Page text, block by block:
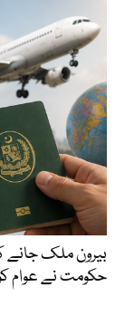
حکومت نے عوام